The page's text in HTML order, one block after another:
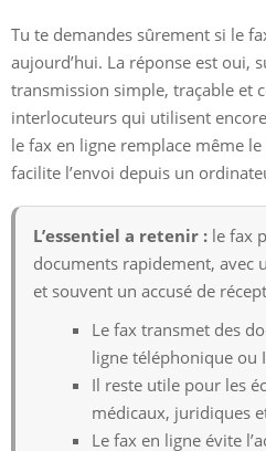
Tu te demandes sûrement si le
aujourd’hui. La réponse est oui,
transmission simple, traçable et
interlocuteurs qui utilisent
le fax en ligne remplace même
facilite l’envoi depuis un
L’essentiel a retenir : le fax
documents rapidement, avec
et souvent un accusé de
Le fax transmet des
ligne téléphonique ou
Il reste utile pour les
médicaux, juridiques
Le fax en ligne évite